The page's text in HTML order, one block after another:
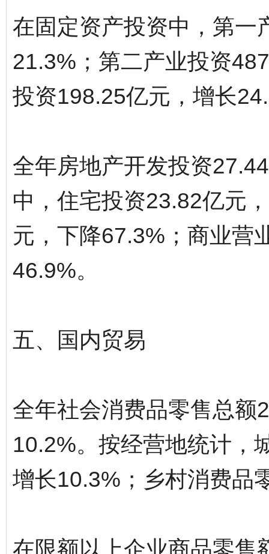
在固定资产投资中，第一
21.3%；第二产业投资
投资198.25亿元，增长
全年房地产开发投资
中，住宅投资23.82亿元
元，下降67.3%；商业营
46.9%。
五、国内贸易
全年社会消费品零售总额
10.2%。按经营地统计，
增长10.3%；乡村消费品
在限额以上企业商品零售